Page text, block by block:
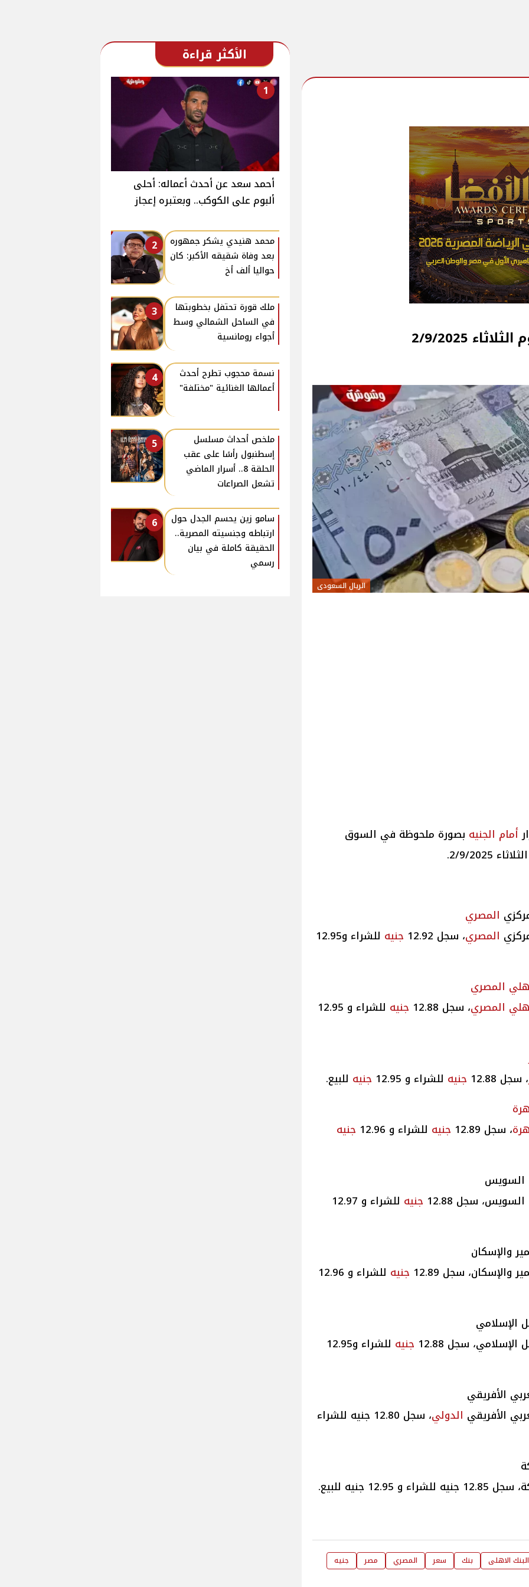
2/9/2025
الريال السعودى
أمام الجنيه بصورة ملحوظة في السوق
2/9/2025.
المصري
المصري، سجل 12.92 جنيه للشراء و12.95
المصري
المصري، سجل 12.88 جنيه للشراء و 12.95
، سجل 12.88 جنيه للشراء و 12.95 جنيه للبيع.
، سجل 12.89 جنيه للشراء و 12.96 جنيه
السويس
سجل 12.88
جنيه للشراء و 12.97
والإسكان
سجل 12.89
جنيه للشراء و 12.96
الإسلامي
سجل 12.88
جنيه للشراء و12.95
الأفريقي
الأفريقي الدولي ، سجل 12.80 جنيه للشراء
جنيه للبيع.
البنك الاهلى بنك سعر المصري مصر جنيه
الأكثر قراءة
1
أحمد سعد عن أحدث أعماله: أحلى
ألبوم على الكوكب.. وبعتبره إعجاز
2
محمد هنيدي يشكر جمهوره
بعد وفاة شقيقه الأكبر: كان
حواليا ألف أخ
3
ملك قورة تحتفل بخطوبتها
في الساحل الشمالي وسط
أجواء رومانسية
4
نسمة محجوب تطرح أحدث
أعمالها الغنائية "مختلفة"
5
ملخص أحداث مسلسل
إسطنبول رأسًا على عقب
الحلقة 8.. أسرار الماضي
تشعل الصراعات
6
سامو زين يحسم الجدل حول
ارتباطه وجنسيته المصرية..
الحقيقة كاملة في بيان
رسمي